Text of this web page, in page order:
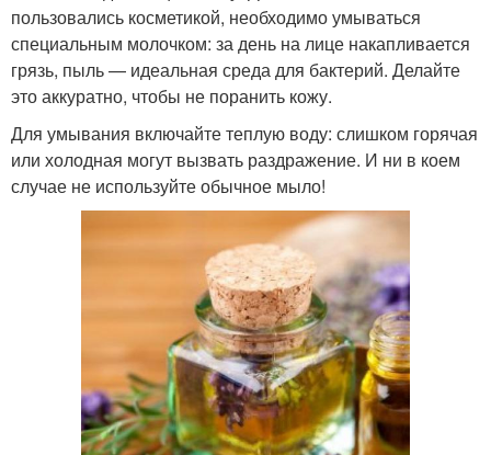
пользовались косметикой, необходимо умываться
специальным молочком: за день на лице накапливается
грязь, пыль — идеальная среда для бактерий. Делайте
это аккуратно, чтобы не поранить кожу.
Для умывания включайте теплую воду: слишком горячая
или холодная могут вызвать раздражение. И ни в коем
случае не используйте обычное мыло!